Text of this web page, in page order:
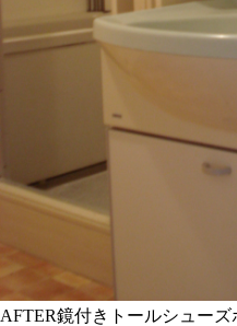
AFTER鏡付きトールシューズ